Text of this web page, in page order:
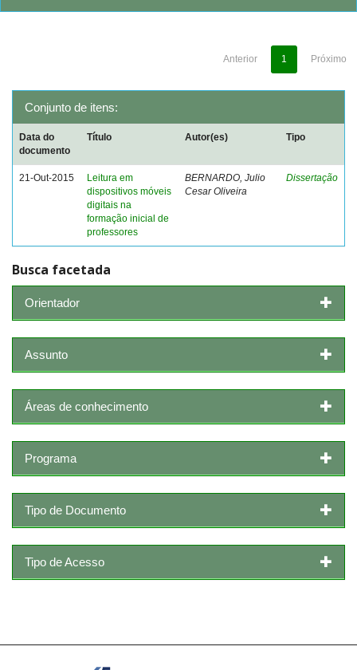
Anterior 1 Próximo
Conjunto de itens:
Data do
documento
Título Autor(es) Tipo
21-Out-2015
Leitura em
dispositivos móveis
digitais na
formação inicial de
professores
BERNARDO, Julio
Cesar Oliveira
Dissertação
Busca facetada
Orientador
Assunto
Áreas de conhecimento
Programa
Tipo de Documento
Tipo de Acesso